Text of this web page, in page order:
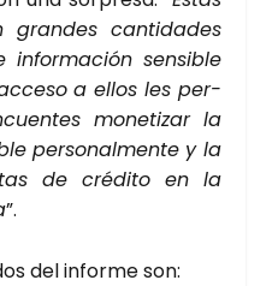
gran­des can­ti­da­des
sen­si­ble
a ellos les per­
mone­ti­zar la
per­so­nal­men­te y la
de cré­di­to en la
”.
del infor­me son: